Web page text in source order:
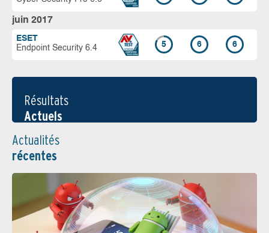
juin 2017
ESET
Endpoint Security 6.4
5 6 6
Résultats
Actuels
Actualités
récentes